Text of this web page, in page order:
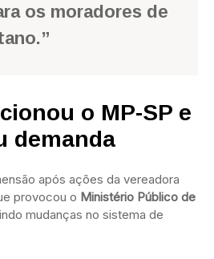
os moradores de
o MP-SP e
demanda
após ações da vereadora
provocou o Ministério Público de
mudanças no sistema de